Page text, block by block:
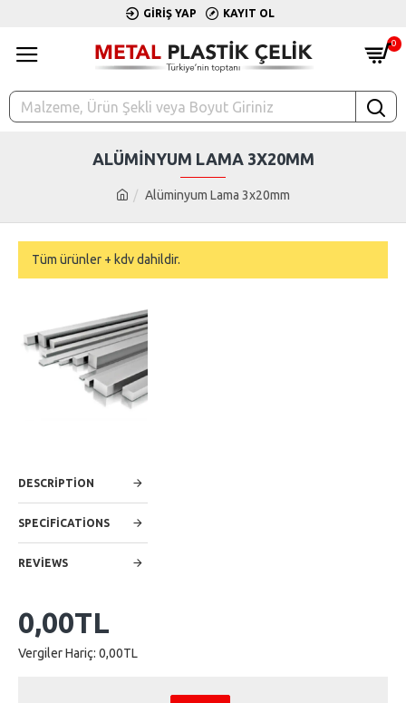
GIRIŞ YAP KAYIT OL
0
Alüminyum Lama 3x20mm
ALÜMINYUM LAMA 3X20MM
Tüm ürünler + kdv dahildir.
DESCRIPTION
SPECIFICATIONS
REVIEWS
0,00TL
Vergiler Hariç: 0,00TL